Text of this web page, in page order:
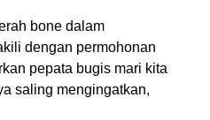
bone dalam
dengan permohonan
pepata bugis mari kita
saling mengingatkan,